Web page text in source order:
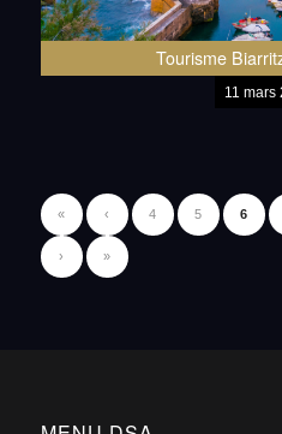
Tourisme
11 mars
« ‹ 4 5 6
› »